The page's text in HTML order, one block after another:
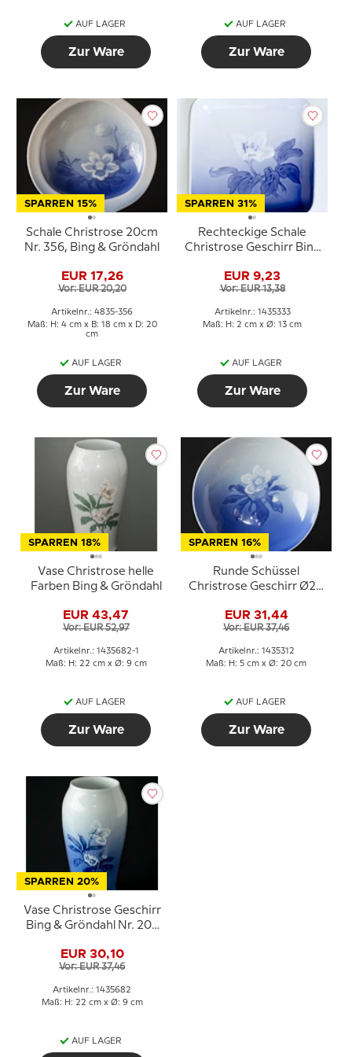
AUF LAGER
Zur Ware
AUF LAGER
Zur Ware
SPARREN 15%
Schale Christrose 20cm
Nr. 356, Bing & Gröndahl
EUR 17,26
Vor: EUR 20,20
Artikelnr.: 4835-356
Maß: H: 4 cm x B: 18 cm x D: 20
cm
AUF LAGER
Zur Ware
SPARREN 31%
Rechteckige Schale
Christrose Geschirr Bing
oder 333
EUR 9,23
Vor: EUR 13,38
Artikelnr.: 1435333
Maß: H: 2 cm x Ø: 13 cm
AUF LAGER
Zur Ware
SPARREN 18%
Vase Christrose helle
Farben Bing & Gröndahl
EUR 43,47
Vor: EUR 52,97
Artikelnr.: 1435682-1
Maß: H: 22 cm x Ø: 9 cm
AUF LAGER
Zur Ware
SPARREN 16%
Runde Schüssel
Christrose Geschirr Ø20
44 oder 312
EUR 31,44
Vor: EUR 37,46
Artikelnr.: 1435312
Maß: H: 5 cm x Ø: 20 cm
AUF LAGER
Zur Ware
SPARREN 20%
Vase Christrose Geschirr
Bing & Gröndahl Nr. 203
EUR 30,10
Vor: EUR 37,46
Artikelnr.: 1435682
Maß: H: 22 cm x Ø: 9 cm
AUF LAGER